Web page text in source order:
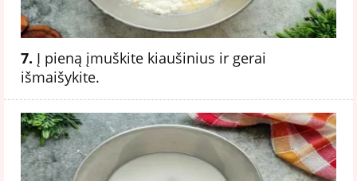
7. Į pieną įmuškite kiaušinius ir gerai
išmaišykite.